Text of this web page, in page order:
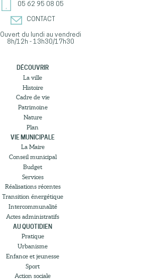
05 62 95 08 05
CONTACT
Ouvert du lundi au vendredi
8h/12h - 13h30/17h30
DÉCOUVRIR
La ville
Histoire
Cadre de vie
Patrimoine
Nature
Plan
VIE MUNICIPALE
La Maire
Conseil municipal
Budget
Services
Réalisations récentes
Transition énergétique
Intercommunalité
Actes administratifs
AU QUOTIDIEN
Pratique
Urbanisme
Enfance et jeunesse
Sport
Action sociale